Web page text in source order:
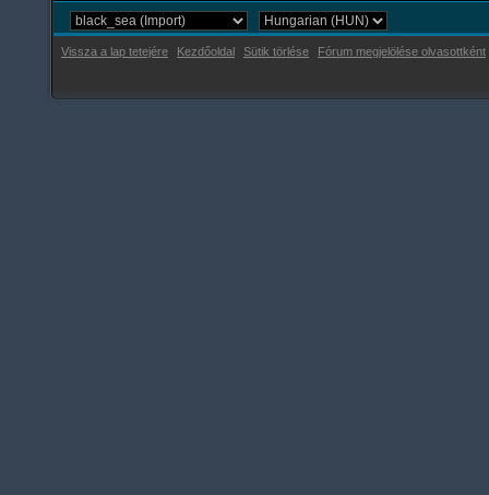
Vissza a lap tetejére Kezdőoldal Sütik törlése Fórum megjelölése olvasottként